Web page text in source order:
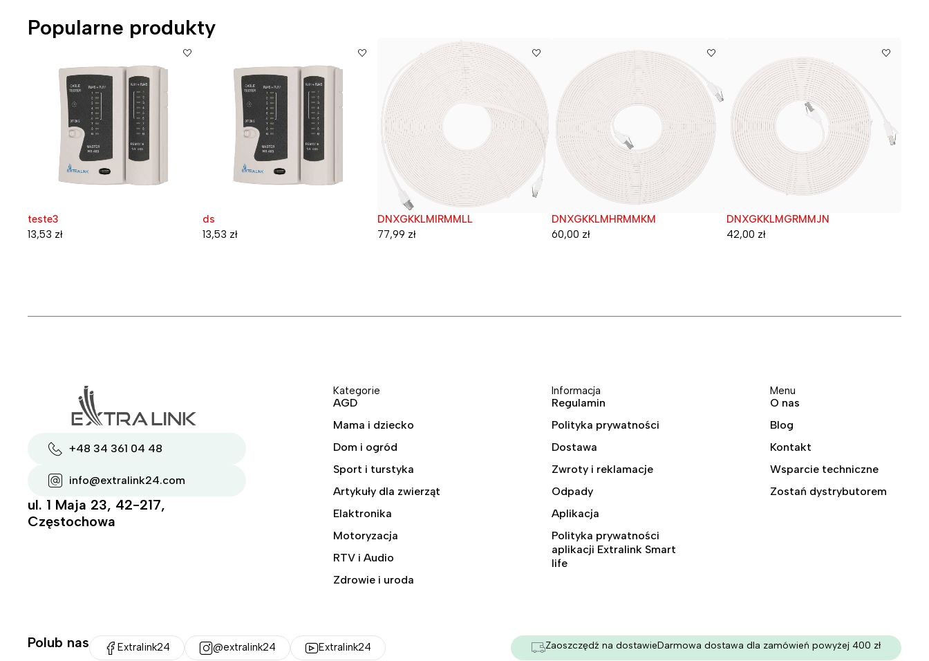
Popularne produkty
teste3
13,53 zł
ds
13,53 zł
Wyprzedane
DNXGKKLMIRMMLL
77,99 zł
Wyprzedane
DNXGKKLMHRMMKM
60,00 zł
Wyprzedane
DNXGKKLMGRMMJN
42,00 zł
+48 34 361 04 48
info@extralink24.com
ul. 1 Maja 23, 42-217,
Częstochowa
Kategorie
AGD
Mama i dziecko
Dom i ogród
Sport i turstyka
Artykuły dla zwierząt
Elaktronika
Motoryzacja
RTV i Audio
Zdrowie i uroda
Informacja
Regulamin
Polityka prywatności
Dostawa
Zwroty i reklamacje
Odpady
Aplikacja
Polityka prywatności
aplikacji Extralink Smart
life
Menu
O nas
Blog
Kontakt
Wsparcie techniczne
Zostań dystrybutorem
Polub nas Extralink24 @extralink24 Extralink24 Zaoszczędź na dostawieDarmowa dostawa dla zamówień powyżej 400 zł